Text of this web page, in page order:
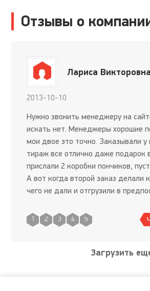
Отзывы о
Лариса Викторовна
2013-10-10
Нужно звонить менеджеру на
искать нет. Менеджеры хорошие
мои двое это точно. Заказывали у
тираж все отлично даже подарок
прислали 2 коробки пончиков,
А вот когда второй заказ делали
чего не дали и отгрузили в
по цене, це
1 2 3 4 5
Загрузить